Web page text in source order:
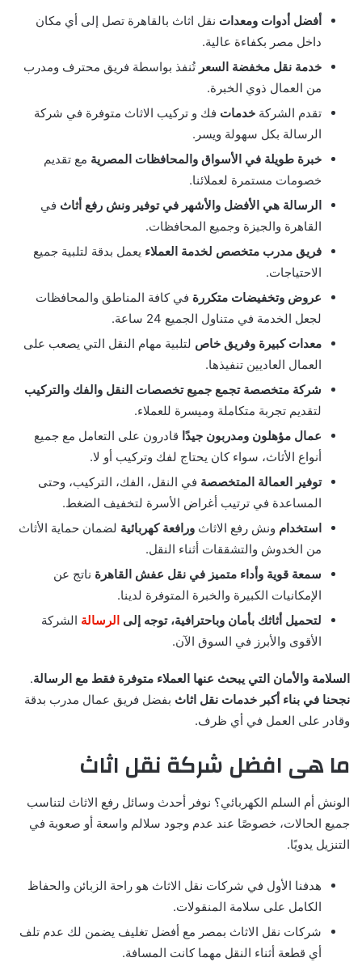
أفضل أدوات ومعدات نقل اثاث بالقاهرة تصل إلى أي مكان
داخل مصر بكفاءة عالية.
خدمة نقل مخفضة السعر تُنفذ بواسطة فريق محترف ومدرب
من العمال ذوي الخبرة.
تقدم الشركة خدمات فك و تركيب الاثاث متوفرة في شركة
الرسالة بكل سهولة ويسر.
خبرة طويلة في الأسواق والمحافظات المصرية مع تقديم
خصومات مستمرة لعملائنا.
الرسالة هي الأفضل والأشهر في توفير ونش رفع أثاث في
القاهرة والجيزة وجميع المحافظات.
فريق مدرب متخصص لخدمة العملاء يعمل بدقة لتلبية جميع
الاحتياجات.
عروض وتخفيضات متكررة في كافة المناطق والمحافظات
لجعل الخدمة في متناول الجميع 24 ساعة.
معدات كبيرة وفريق خاص لتلبية مهام النقل التي يصعب على
العمال العاديين تنفيذها.
شركة متخصصة تجمع جميع تخصصات النقل والفك والتركيب
لتقديم تجربة متكاملة وميسرة للعملاء.
عمال مؤهلون ومدربون جيدًا قادرون على التعامل مع جميع
أنواع الأثاث، سواء كان يحتاج لفك وتركيب أو لا.
توفير العمالة المتخصصة في النقل، الفك، التركيب، وحتى
المساعدة في ترتيب أغراض الأسرة لتخفيف الضغط.
استخدام ونش رفع الاثاث ورافعة كهربائية لضمان حماية الأثاث
من الخدوش والتشققات أثناء النقل.
سمعة قوية وأداء متميز في نقل عفش القاهرة ناتج عن
الإمكانيات الكبيرة والخبرة المتوفرة لدينا.
لتحميل أثاثك بأمان وباحترافية، توجه إلى الرسالة الشركة
الأقوى والأبرز في السوق الآن.
السلامة والأمان التي يبحث عنها العملاء متوفرة فقط مع الرسالة.
نجحنا في بناء أكبر خدمات نقل اثاث بفضل فريق عمال مدرب بدقة
وقادر على العمل في أي ظرف.
ما هى افضل شركة نقل اثاث
الونش أم السلم الكهربائي؟ نوفر أحدث وسائل رفع الاثاث لتناسب
جميع الحالات، خصوصًا عند عدم وجود سلالم واسعة أو صعوبة في
التنزيل يدويًا.
هدفنا الأول في شركات نقل الاثاث هو راحة الزبائن والحفاظ
الكامل على سلامة المنقولات.
شركات نقل الاثاث بمصر مع أفضل تغليف يضمن لك عدم تلف
أي قطعة أثناء النقل مهما كانت المسافة.